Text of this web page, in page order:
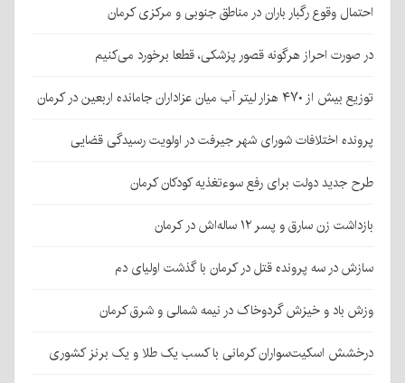
احتمال وقوع رگبار باران در مناطق جنوبی و مرکزی کرمان
در صورت احراز هرگونه قصور پزشکی، قطعا برخورد می‌کنیم
توزیع بیش از ۴۷۰ هزار لیتر آب میان عزاداران جامانده اربعین در کرمان
پرونده اختلافات شورای شهر جیرفت در اولویت رسیدگی قضایی
طرح جدید دولت برای رفع سوءتغذیه کودکان کرمان
بازداشت زن سارق و پسر ۱۲ ساله‌اش در کرمان
سازش در سه پرونده قتل در کرمان با گذشت اولیای دم
وزش باد و خیزش گردوخاک در نیمه شمالی و شرق کرمان
درخشش اسکیت‌سواران کرمانی با کسب یک طلا و یک برنز کشوری